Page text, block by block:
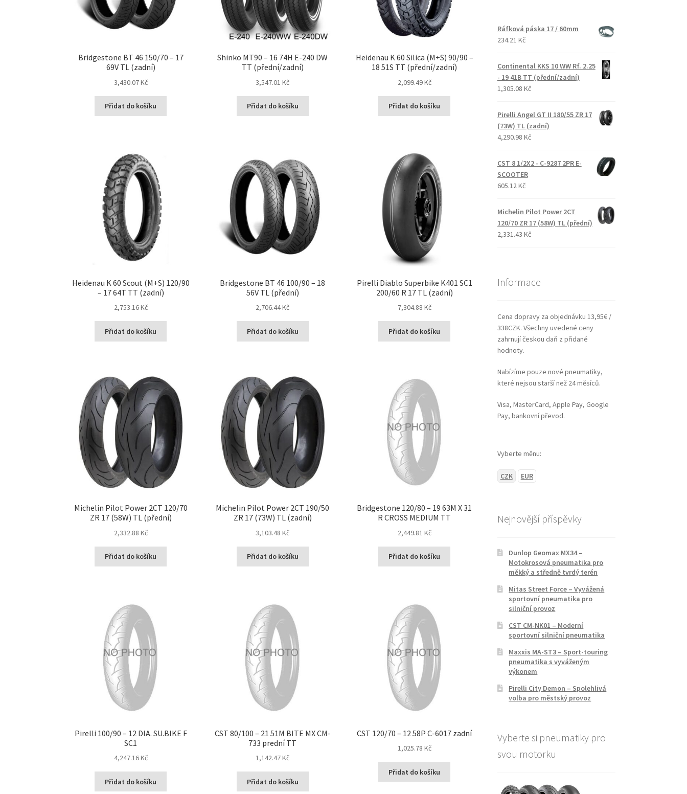
Bridgestone BT 46 150/70 – 17
69V TL (zadní)
3,430.07 Kč
Přidat do košíku
Shinko MT90 – 16 74H E-240 DW
TT (přední/zadní)
3,547.01 Kč
Přidat do košíku
Heidenau K 60 Silica (M+S) 90/90 –
18 51S TT (přední/zadní)
2,099.49 Kč
Přidat do košíku
Heidenau K 60 Scout (M+S) 120/90
– 17 64T TT (zadní)
2,753.16 Kč
Přidat do košíku
Bridgestone BT 46 100/90 – 18
56V TL (přední)
2,706.44 Kč
Přidat do košíku
Pirelli Diablo Superbike K401 SC1
200/60 R 17 TL (zadní)
7,304.88 Kč
Přidat do košíku
Michelin Pilot Power 2CT 120/70
ZR 17 (58W) TL (přední)
2,332.88 Kč
Přidat do košíku
Michelin Pilot Power 2CT 190/50
ZR 17 (73W) TL (zadní)
3,103.48 Kč
Přidat do košíku
Bridgestone 120/80 – 19 63M X 31
R CROSS MEDIUM TT
2,449.81 Kč
Přidat do košíku
Pirelli 100/90 – 12 DIA. SU.BIKE F
SC1
4,247.16 Kč
Přidat do košíku
CST 80/100 – 21 51M BITE MX CM-
733 prední TT
1,142.47 Kč
Přidat do košíku
CST 120/70 – 12 58P C-6017 zadní
1,025.78 Kč
Přidat do košíku
Ráfková páska 17 / 60mm
234.21 Kč
Continental KKS 10 WW Rf. 2.25
- 19 41B TT (přední/zadní)
1,305.08 Kč
Pirelli Angel GT II 180/55 ZR 17
(73W) TL (zadní)
4,290.98 Kč
CST 8 1/2X2 - C-9287 2PR E-
SCOOTER
605.12 Kč
Michelin Pilot Power 2CT
120/70 ZR 17 (58W) TL (přední)
2,331.43 Kč
Informace
Cena dopravy za objednávku 13,95€ /
338CZK. Všechny uvedené ceny
zahrnují českou daň z přidané
hodnoty.
Nabízíme pouze nové pneumatiky,
které nejsou starší než 24 měsíců.
Visa, MasterCard, Apple Pay, Google
Pay, bankovní převod.
Vyberte měnu:
CZK EUR
Nejnovější příspěvky
Dunlop Geomax MX34 –
Motokrosová pneumatika pro
měkký a středně tvrdý terén
Mitas Street Force – Vyvážená
sportovní pneumatika pro
silniční provoz
CST CM-NK01 – Moderní
sportovní silniční pneumatika
Maxxis MA-ST3 – Sport-touring
pneumatika s vyváženým
výkonem
Pirelli City Demon – Spolehlivá
volba pro městský provoz
Vyberte si pneumatiky pro
svou motorku